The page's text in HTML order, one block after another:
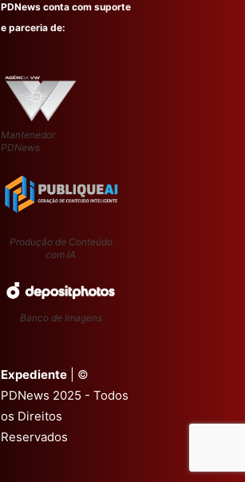
PDNews conta com suporte
e parceria de:
Mantenedor
PDNews
Produção de Conteúdo
com IA
Banco de Imagens
Expediente | ©
PDNews 2025 - Todos
os Direitos
Reservados